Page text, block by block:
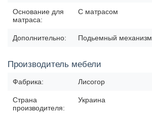
Основание для
матраса:
С матрасом
Дополнительно: Подьемный механизм
Производитель мебели
Фабрика: Лисогор
Страна
производителя:
Украина